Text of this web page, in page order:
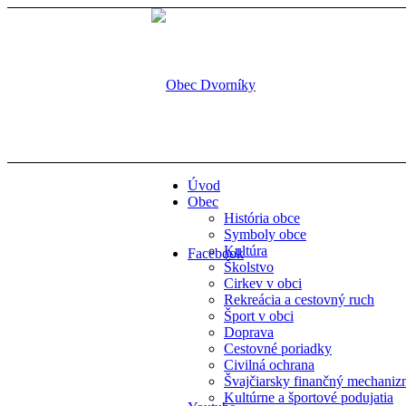
Facebook
Úvod
Obec
História obce
Symboly obce
Kultúra
Školstvo
Cirkev v obci
Rekreácia a cestovný ruch
Šport v obci
Doprava
Cestovné poriadky
Civilná ochrana
Švajčiarsky finančný
Kultúrne a športové podujatia